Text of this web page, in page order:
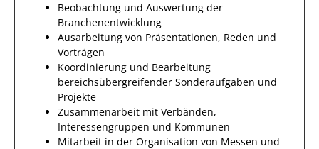
Beobachtung und Auswertung der
Branchenentwicklung
Ausarbeitung von Präsentationen, Reden und
Vorträgen
Koordinierung und Bearbeitung
bereichsübergreifender Sonderaufgaben und
Projekte
Zusammenarbeit mit Verbänden,
Interessengruppen und Kommunen
Mitarbeit in der Organisation von Messen und